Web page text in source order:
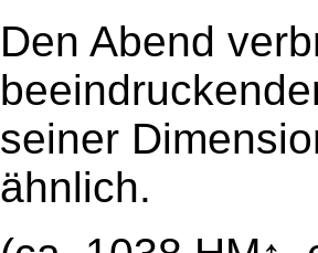
Den Abend
seiner
ähnlich.